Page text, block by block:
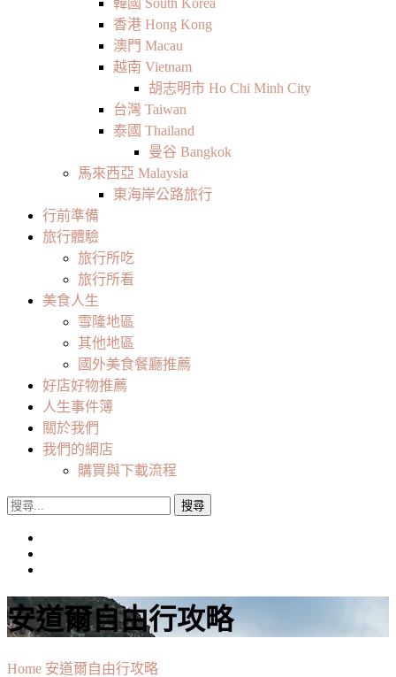
韓國 South Korea
香港 Hong Kong
澳門 Macau
越南 Vietnam
胡志明市 Ho Chi Minh City
台灣 Taiwan
泰國 Thailand
曼谷 Bangkok
馬來西亞 Malaysia
東海岸公路旅行
行前準備
旅行體驗
旅行所吃
旅行所看
美食人生
雪隆地區
其他地區
國外美食餐廳推薦
好店好物推薦
人生事件簿
關於我們
我們的網店
購買與下載流程
搜
安道爾自由行攻略
Home 安道爾自由行攻略